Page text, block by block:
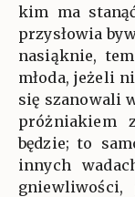
kim ma
przysłowia
nasiąknie,
młoda, jeżeli
się szanowali
próżniakiem
będzie; to
innych
gniewliwości,